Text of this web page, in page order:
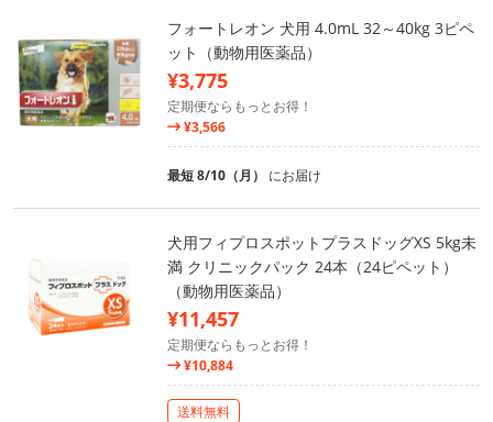
フォートレオン 犬用 4.0mL 32～40kg 3ピペ
ット（動物用医薬品）
¥3,775
定期便ならもっとお得！
¥3,566
最短 8/10（月） にお届け
犬用フィプロスポットプラスドッグXS 5kg未
満 クリニックパック 24本（24ピペット）
（動物用医薬品）
¥11,457
定期便ならもっとお得！
¥10,884
送料無料